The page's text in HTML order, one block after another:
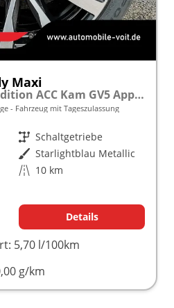
Maxi
Basis 2.0TDI Sport Edition ACC Kam GV5 App AHK Reling
Fahrzeug mit Tageszulassung
Getriebe Schaltgetriebe
Außenfarbe Starlightblau Metallic
Kilometerstand 10 km
Details
5,70 l/100km
g/km